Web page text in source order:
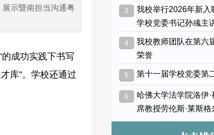
示暨南担当沟通粤
成功实践下书写
库”。学校还通过
3 我校举行2026年新入
学校党委书记孙彧主
4 我校教师团队在第六
荣誉
5 第十一届学校党委第
6 哈佛大学法学院洛伊
席教授劳伦斯·莱斯